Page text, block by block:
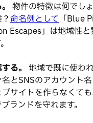
物件の特徴は何でし
命名例として 「Blue
Escapes」は地域性
る。 地域で既に使わ
とSNSのアカウント
サイトを作らなくても
ランドを守れます。